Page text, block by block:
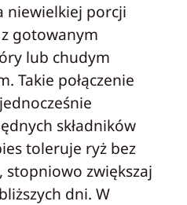
niewielkiej porcji
gotowanym
lub chudym
Takie połączenie
składników
toleruje ryż bez
zwiększaj
dni. W